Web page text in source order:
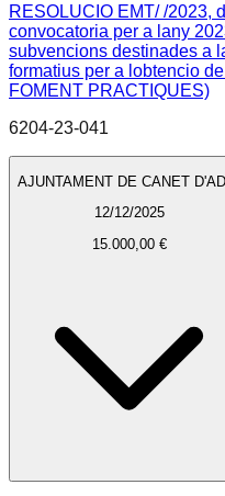
RESOLUCIO EMT/ /2023,
convocatoria per a lany
subvencions destinades a
formatius per a lobtencio
FOMENT PRACTIQUES)
6204-23-041
AJUNTAMENT DE CANET
12/12/2025
15.000,00 €